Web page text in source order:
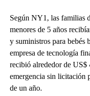
Según NY1, las familias
menores de 5 años
y suministros para bebés
empresa de tecnología
recibió alrededor de US$
emergencia sin licitación
de un año.